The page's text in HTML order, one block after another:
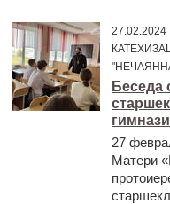
Беседа
27
Матери